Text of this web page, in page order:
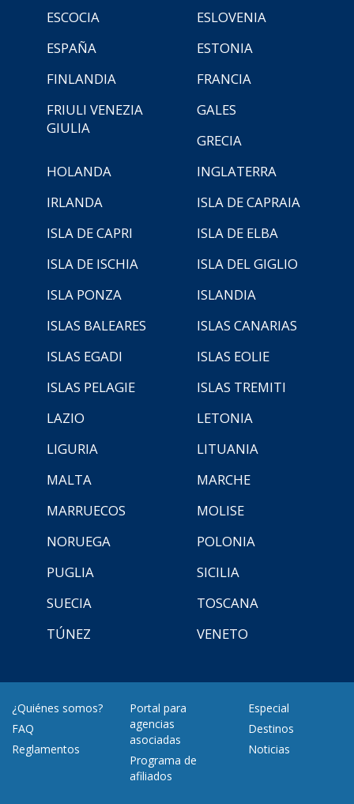
ESCOCIA
ESLOVENIA
ESPAÑA
ESTONIA
FINLANDIA
FRANCIA
FRIULI VENEZIA
GIULIA
GALES
GRECIA
HOLANDA
INGLATERRA
IRLANDA
ISLA DE CAPRAIA
ISLA DE CAPRI
ISLA DE ELBA
ISLA DE ISCHIA
ISLA DEL GIGLIO
ISLA PONZA
ISLANDIA
ISLAS BALEARES
ISLAS CANARIAS
ISLAS EGADI
ISLAS EOLIE
ISLAS PELAGIE
ISLAS TREMITI
LAZIO
LETONIA
LIGURIA
LITUANIA
MALTA
MARCHE
MARRUECOS
MOLISE
NORUEGA
POLONIA
PUGLIA
SICILIA
SUECIA
TOSCANA
TÚNEZ
VENETO
¿Quiénes somos?
FAQ
Reglamentos
Portal para
agencias
asociadas
Programa de
afiliados
Especial
Destinos
Noticias